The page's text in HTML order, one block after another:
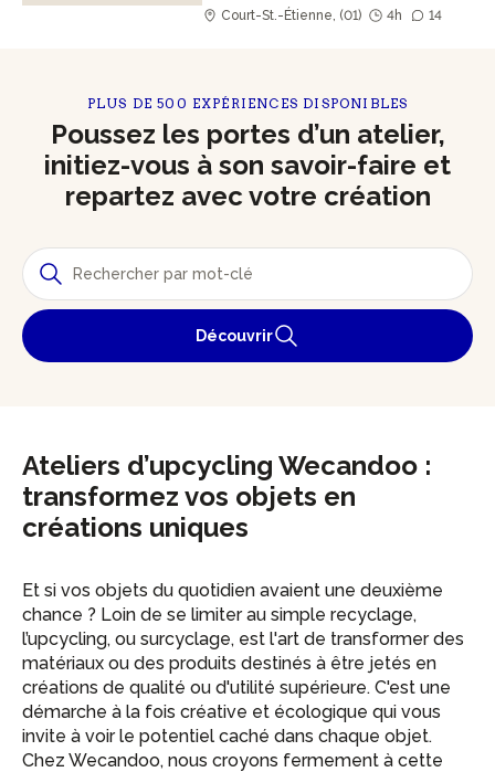
Court-St.-Étienne, (01) 4h 14
PLUS DE 500 EXPÉRIENCES DISPONIBLES
Poussez les portes d’un atelier,
initiez-vous à son savoir-faire et
repartez avec votre création
Découvrir
Ateliers d’upcycling Wecandoo :
transformez vos objets en
créations uniques
Et si vos objets du quotidien avaient une deuxième
chance ? Loin de se limiter au simple recyclage,
l’upcycling, ou surcyclage, est l'art de transformer des
matériaux ou des produits destinés à être jetés en
créations de qualité ou d'utilité supérieure. C'est une
démarche à la fois créative et écologique qui vous
invite à voir le potentiel caché dans chaque objet.
Chez Wecandoo, nous croyons fermement à cette